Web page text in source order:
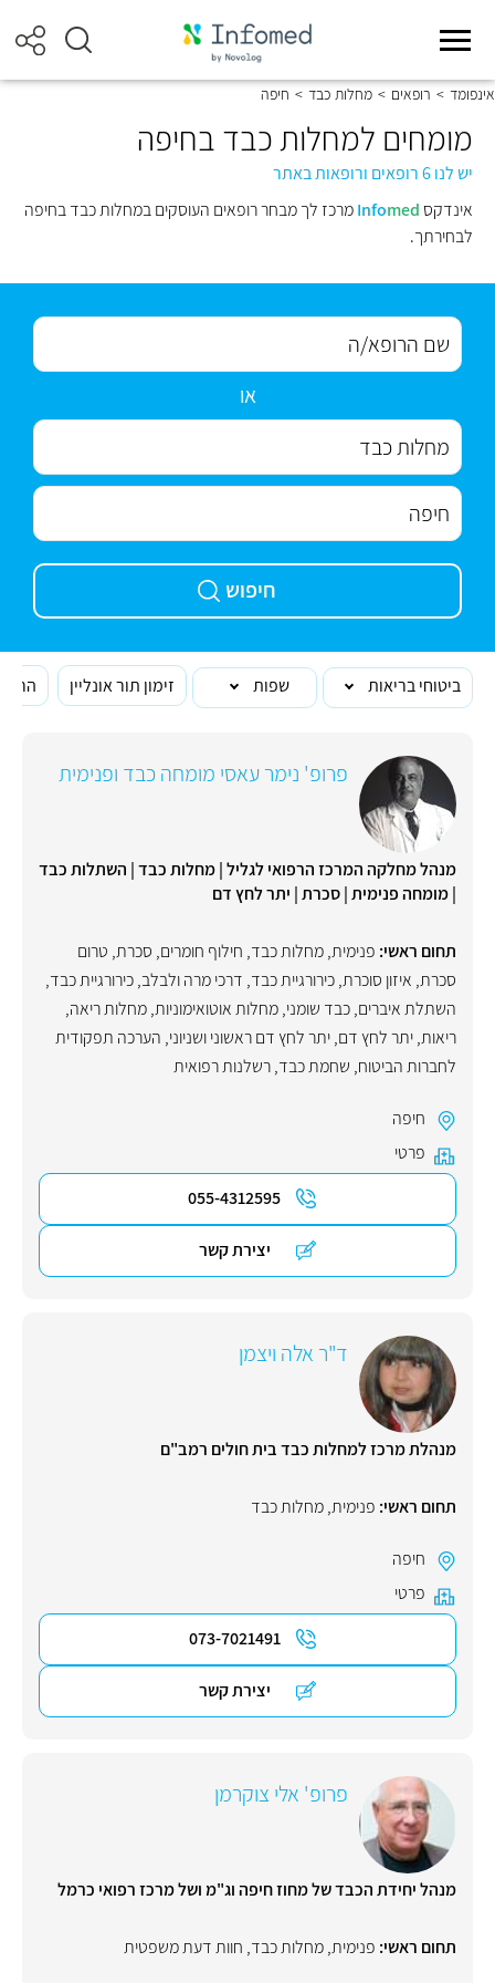
אינפומד > רופאים > מחלות כבד > חיפה
מומחים למחלות כבד בחיפה
יש לנו 6 רופאים ורופאות באתר
אינדקס
Infomed
מרכז לך מבחר רופאים העוסקים במחלות כבד בחיפה
לבחירתך.
או
חיפוש
ביטוחי בריאות שפות זימון תור אונליין
פרופ' נימר עאסי מומחה כבד ופנימית
מנהל מחלקה המרכז הרפואי לגליל | מחלות כבד | השתלות כבד
| מומחה פנימית | סכרת | יתר לחץ דם
תחום ראשי: פנימית,מחלות כבד, חילוף חומרים, סכרת, טרום
סכרת, איזון סוכרת,כירורגיית כבד, דרכי מרה ולבלב,כירורגיית כבד,
השתלת איברים,כבד שומני,מחלות אוטואימוניות,מחלות ריאה,
ריאות,יתר לחץ דם,יתר לחץ דם ראשוני ושניוני, הערכה תפקודית
לחברות הביטוח, שחמת כבד,רשלנות רפואית
חיפה
פרטי
055-4312595
יצירת קשר
ד"ר אלה ויצמן
מנהלת מרכז למחלות כבד בית חולים רמב"ם
תחום ראשי: פנימית,מחלות כבד
חיפה
פרטי
073-7021491
יצירת קשר
פרופ' אלי צוקרמן
מנהל יחידת הכבד של מחוז חיפה וג"מ ושל מרכז רפואי כרמל
תחום ראשי: פנימית,מחלות כבד, חוות דעת משפטית